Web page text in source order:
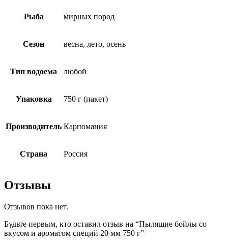
Рыба мирных пород
Сезон весна, лето, осень
Тип водоема любой
Упаковка 750 г (пакет)
Производитель Карпомания
Страна Россия
Отзывы
Отзывов пока нет.
Будьте первым, кто оставил отзыв на “Пылящие бойлы со
вкусом и ароматом специй 20 мм 750 г”